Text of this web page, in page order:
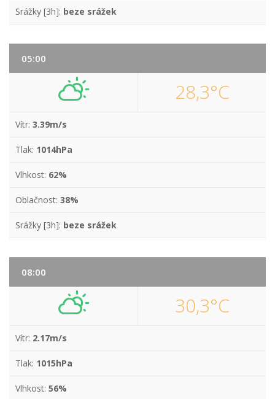
Srážky [3h]: beze srážek
05:00
28,3°C
Vítr: 3.39m/s
Tlak: 1014hPa
Vlhkost: 62%
Oblačnost: 38%
Srážky [3h]: beze srážek
08:00
30,3°C
Vítr: 2.17m/s
Tlak: 1015hPa
Vlhkost: 56%